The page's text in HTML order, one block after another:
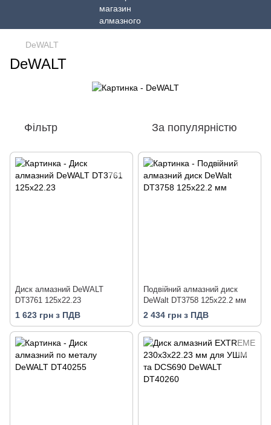
DeWALT
DeWALT
Фільтр За популярністю
Диск алмазний DeWALT
DT3761 125x22.23
1 623 грн з ПДВ
Подвійний алмазний диск
DeWalt DT3758 125x22.2 мм
2 434 грн з ПДВ